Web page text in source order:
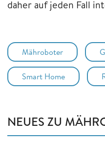
daher auf jeden Fall
Mähroboter
Smart Home
NEUES ZU